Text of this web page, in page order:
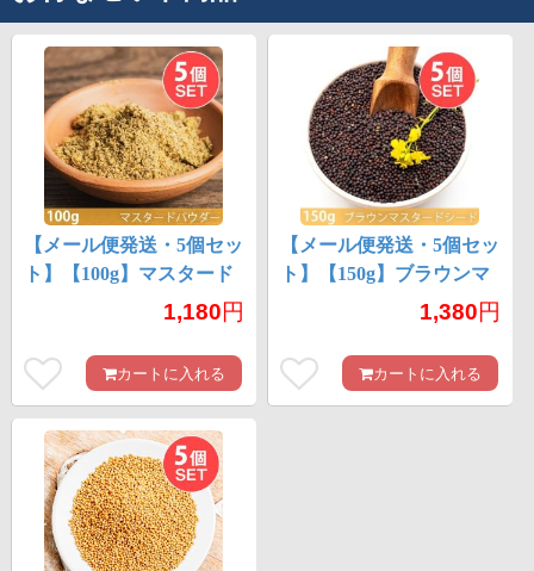
【メール便発送・5個セッ
ト】【100g】マスタード
パウダー - Mustard1,180円
カートに入れる
【メール便発送・5個セッ
ト】【150g】ブラウンマ
スタードシード - Brown
1,380円
カートに入れる